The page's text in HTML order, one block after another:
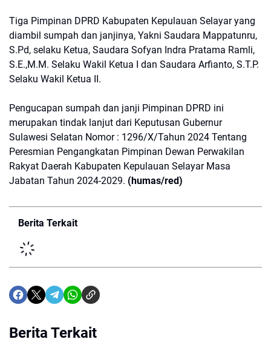
Tiga Pimpinan DPRD Kabupaten Kepulauan Selayar yang
diambil sumpah dan janjinya, Yakni Saudara Mappatunru,
S.Pd, selaku Ketua, Saudara Sofyan Indra Pratama Ramli,
S.E.,M.M. Selaku Wakil Ketua I dan Saudara Arfianto, S.T.P.
Selaku Wakil Ketua II.
Pengucapan sumpah dan janji Pimpinan DPRD ini
merupakan tindak lanjut dari Keputusan Gubernur
Sulawesi Selatan Nomor : 1296/X/Tahun 2024 Tentang
Peresmian Pengangkatan Pimpinan Dewan Perwakilan
Rakyat Daerah Kabupaten Kepulauan Selayar Masa
Jabatan Tahun 2024-2029. (humas/red)
Berita Terkait
Berita Terkait